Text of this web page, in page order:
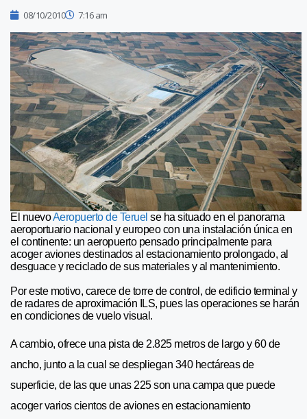
08/10/2010 7:16 am
El nuevoAeropuerto de Teruel se ha situado en el panorama
aeroportuario nacional y europeo con una instalación única en
el continente: un aeropuerto pensado principalmente para
acoger aviones destinados al estacionamiento prolongado, al
desguace y reciclado de sus materiales y al mantenimiento.
Por este motivo, carece de torre de control, de edificio terminal y
de radares de aproximación ILS, pues las operaciones se harán
en condiciones de vuelo visual.
A cambio, ofrece una pista de 2.825 metros de largo y 60 de
ancho, junto a la cual se despliegan 340 hectáreas de
superficie, de las que unas 225 son una campa que puede
acoger varios cientos de aviones en estacionamiento